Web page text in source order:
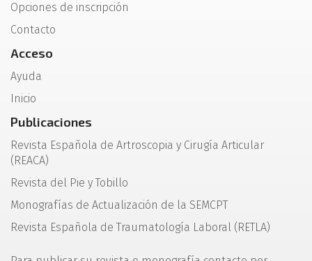
Opciones de inscripción
Contacto
Acceso
Ayuda
Inicio
Publicaciones
Revista Española de Artroscopia y Cirugía Articular
(REACA)
Revista del Pie y Tobillo
Monografías de Actualización de la SEMCPT
Revista Española de Traumatología Laboral (RETLA)